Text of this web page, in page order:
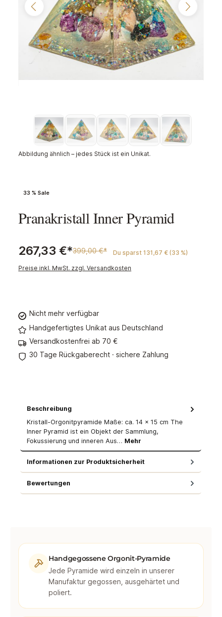
Abbildung ähnlich – jedes Stück ist ein Unikat.
33 % Sale
Pranakristall Inner Pyramid
267,33 €*399,00 €* Du sparst 131,67 € (33 %)
Preise inkl. MwSt. zzgl. Versandkosten
Nicht mehr verfügbar
Handgefertigtes Unikat aus Deutschland
Versandkostenfrei ab 70 €
30 Tage Rückgaberecht · sichere Zahlung
Beschreibung
Kristall-Orgonitpyramide Maße: ca. 14 × 15 cm The
Inner Pyramid ist ein Objekt der Sammlung,
Fokussierung und inneren Aus… Mehr
Informationen zur Produktsicherheit
Bewertungen
Handgegossene Orgonit-Pyramide
Jede Pyramide wird einzeln in unserer
Manufaktur gegossen, ausgehärtet und
poliert.